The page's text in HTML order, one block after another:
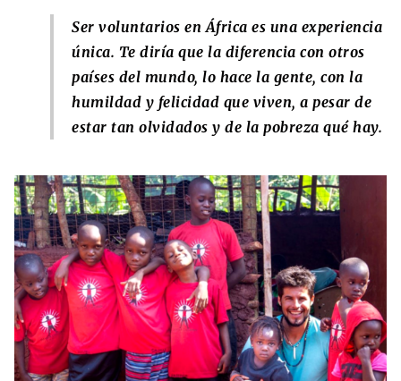
Ser voluntarios en África es una experiencia
única. Te diría que la diferencia con otros
países del mundo, lo hace la gente, con la
humildad y felicidad que viven, a pesar de
estar tan olvidados y de la pobreza qué hay.